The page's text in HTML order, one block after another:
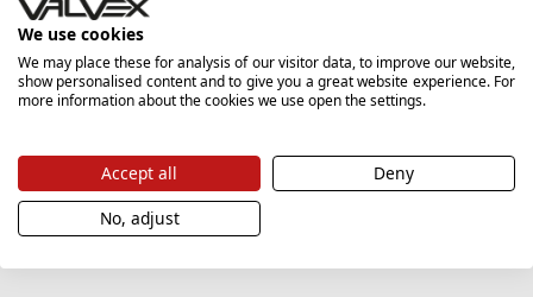
Podanie adresu e-mail i potwierdzenie go przez kliknięcie przycisku
"Zapisz się", oznacza zgodę na przetwarzanie danych osobowych w tym
zakresie, wyłącznie w celu dostarczania biuletynu informacyjnego
danych osobowych znajdziesztutaj
We use cookies
We may place these for analysis of our visitor data, to improve our website,
show personalised content and to give you a great website experience. For
more information about the cookies we use open the settings.
Accept all
Deny
No, adjust